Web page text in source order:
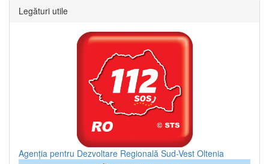
Legături utile
Agenția pentru Dezvoltare Regională Sud-Vest Oltenia